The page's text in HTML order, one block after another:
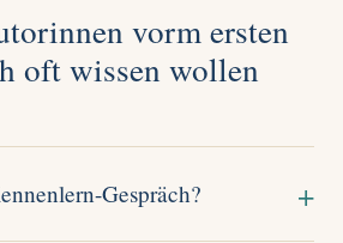
vorm ersten
oft wissen wollen
Gespräch?